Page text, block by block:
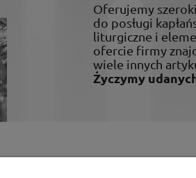
Oferujemy
do posługi
liturgiczne i
ofercie firmy
wiele innych
Życzymy